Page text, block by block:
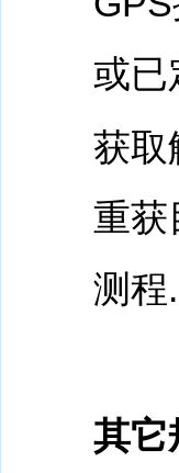
或已
获取
重获
测程
其它